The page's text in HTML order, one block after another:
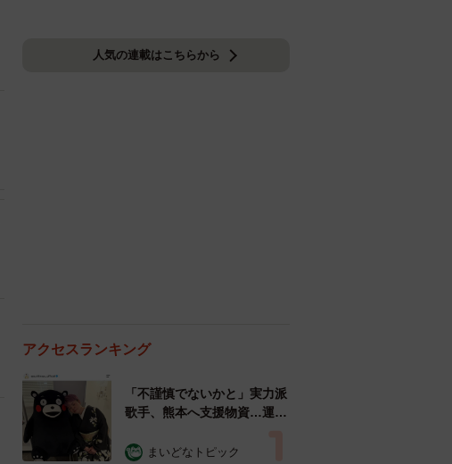
人気の連載はこちらから
アクセスランキング
「不謹慎でないかと」実力派
歌手、熊本へ支援物資…運搬
めらい 「痛いほど伝わる」
まいどなトピック